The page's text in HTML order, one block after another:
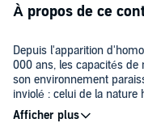
À propos de ce
Depuis l'apparition
000 ans, les capacités
son environnement
inviolé : celui de la nature
sommes vraiment,
©2012 Albin Michel